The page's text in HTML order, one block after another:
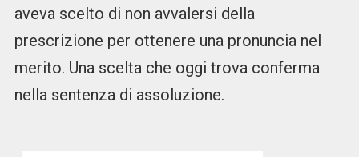
aveva scelto di non avvalersi della
prescrizione per ottenere una pronuncia nel
merito. Una scelta che oggi trova conferma
nella sentenza di assoluzione.